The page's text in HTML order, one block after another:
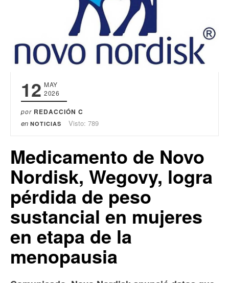
12 MAY
2026
por REDACCIÓN C
en NOTICIAS Visto: 789
Medicamento de Novo
Nordisk, Wegovy, logra
pérdida de peso
sustancial en mujeres
en etapa de la
menopausia